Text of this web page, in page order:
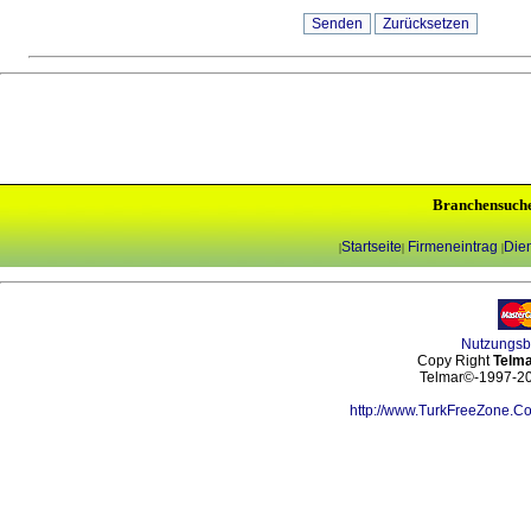
|Startseite| Firmeneintrag |
Copy Right
Telmar©-1997-
http://